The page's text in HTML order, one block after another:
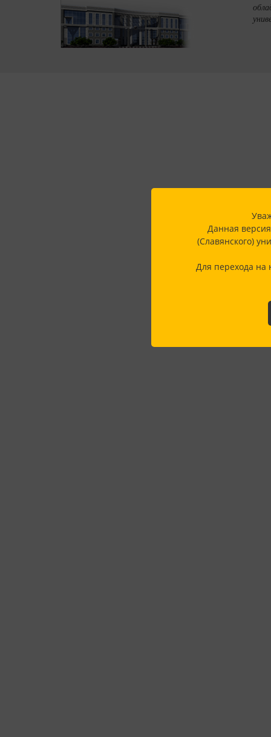
Данная
(Славянского)
Для перехода на